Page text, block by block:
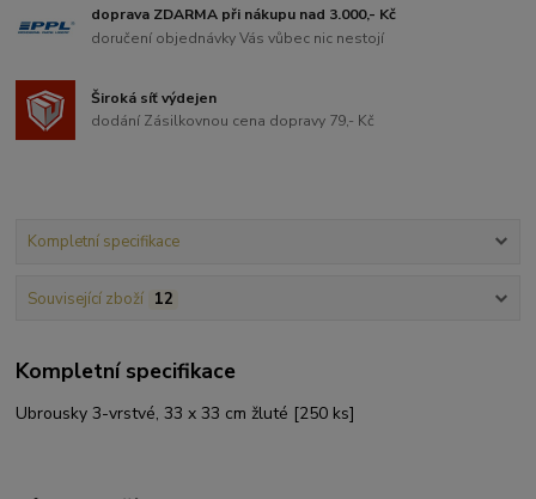
doprava ZDARMA při nákupu nad 3.000,- Kč
doručení objednávky Vás vůbec nic nestojí
Široká síť výdejen
dodání Zásilkovnou cena dopravy 79,- Kč
Kompletní specifikace
Související zboží 12
Kompletní specifikace
Ubrousky 3-vrstvé, 33 x 33 cm žluté [250 ks]